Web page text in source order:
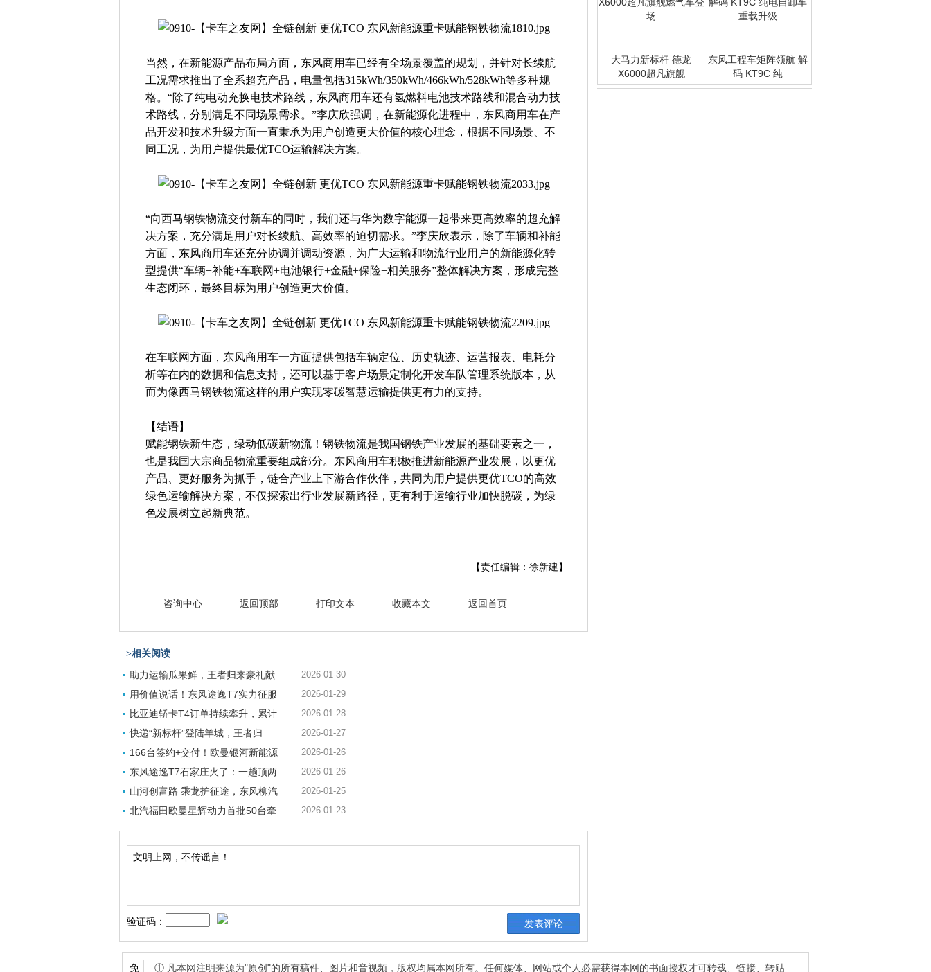
当然，在新能源产品布局方面，东风商用车已经有全场景覆盖的规划，并针对长续航
工况需求推出了全系超充产品，电量包括315kWh/350kWh/466kWh/528kWh等多种规
格。“除了纯电动充换电技术路线，东风商用车还有氢燃料电池技术路线和混合动力技
术路线，分别满足不同场景需求。”李庆欣强调，在新能源化进程中，东风商用车在产
品开发和技术升级方面一直秉承为用户创造更大价值的核心理念，根据不同场景、不
同工况，为用户提供最优TCO运输解决方案。
“向西马钢铁物流交付新车的同时，我们还与华为数字能源一起带来更高效率的超充解
决方案，充分满足用户对长续航、高效率的迫切需求。”李庆欣表示，除了车辆和补能
方面，东风商用车还充分协调并调动资源，为广大运输和物流行业用户的新能源化转
型提供“车辆+补能+车联网+电池银行+金融+保险+相关服务”整体解决方案，形成完整
生态闭环，最终目标为用户创造更大价值。
在车联网方面，东风商用车一方面提供包括车辆定位、历史轨迹、运营报表、电耗分
析等在内的数据和信息支持，还可以基于客户场景定制化开发车队管理系统版本，从
而为像西马钢铁物流这样的用户实现零碳智慧运输提供更有力的支持。
【结语】
赋能钢铁新生态，绿动低碳新物流！钢铁物流是我国钢铁产业发展的基础要素之一，
也是我国大宗商品物流重要组成部分。东风商用车积极推进新能源产业发展，以更优
产品、更好服务为抓手，链合产业上下游合作伙伴，共同为用户提供更优TCO的高效
绿色运输解决方案，不仅探索出行业发展新路径，更有利于运输行业加快脱碳，为绿
色发展树立起新典范。
【责任编辑：徐新建】
咨询中心 返回顶部 打印文本 收藏本文 返回首页
>相关阅读
助力运输瓜果鲜，王者归来豪礼献 2026-01-30
用价值说话！东风途逸T7实力征服 2026-01-29
比亚迪轿卡T4订单持续攀升，累计 2026-01-28
快递“新标杆”登陆羊城，王者归 2026-01-27
166台签约+交付！欧曼银河新能源 2026-01-26
东风途逸T7石家庄火了：一趟顶两 2026-01-26
山河创富路 乘龙护征途，东风柳汽 2026-01-25
北汽福田欧曼星辉动力首批50台牵 2026-01-23
验证码：
大马力新标杆 德龙
X6000超凡旗舰
东风工程车矩阵领航 解
码 KT9C 纯
免 ① 凡本网注明来源为"原创"的所有稿件、图片和音视频，版权均属本网所有。任何媒体、网站或个人必需获得本网的书面授权才可转载、链接、转贴